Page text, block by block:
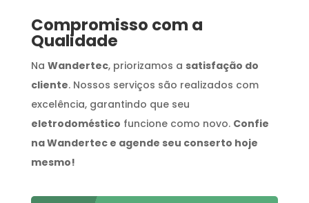
Compromisso com a
Qualidade
Na Wandertec, priorizamos a satisfação do
cliente. Nossos serviços são realizados com
excelência, garantindo que seu
eletrodoméstico funcione como novo. Confie
na Wandertec e agende seu conserto hoje
mesmo!